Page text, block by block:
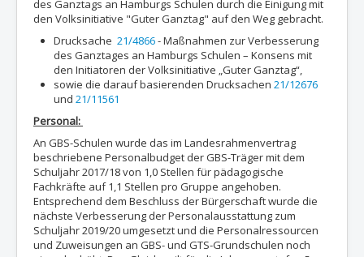
des Ganztags an Hamburgs Schulen durch die Einigung mit
den Volksinitiative "Guter Ganztag" auf den Weg gebracht.
Drucksache 21/4866- Maßnahmen zur Verbesserung
des Ganztages an Hamburgs Schulen – Konsens mit
den Initiatoren der Volksinitiative „Guter Ganztag“,
sowie die darauf basierenden Drucksachen 21/12676
und 21/11561
Personal:
An GBS-Schulen wurde das im Landesrahmenvertrag
beschriebene Personalbudget der GBS-Träger mit dem
Schuljahr 2017/18 von 1,0 Stellen für pädagogische
Fachkräfte auf 1,1 Stellen pro Gruppe angehoben.
Entsprechend dem Beschluss der Bürgerschaft wurde die
nächste Verbesserung der Personalausstattung zum
Schuljahr 2019/20 umgesetzt und die Personalressourcen
und Zuweisungen an GBS- und GTS-Grundschulen noch